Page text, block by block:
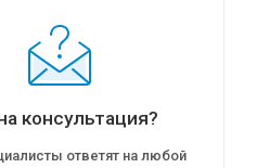
консультация?
ответят на любой